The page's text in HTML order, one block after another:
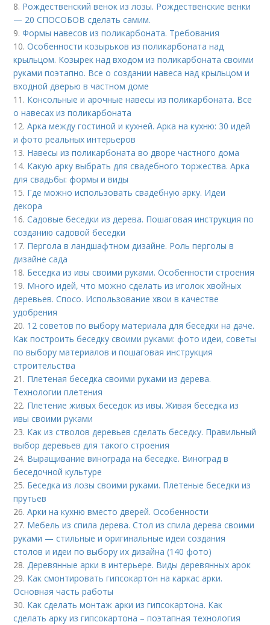
8. Рождественский венок из лозы. Рождественские венки
— 20 СПОСОБОВ сделать самим.
9.Формы навесов из поликарбоната. Требования
10.Особенности козырьков из поликарбоната над
крыльцом. Козырек над входом из поликарбоната своими
руками поэтапно. Все о создании навеса над крыльцом и
входной дверью в частном доме
11. Консольные и арочные навесы из поликарбоната. Все
о навесах из поликарбоната
12.Арка между гостиной и кухней. Арка на кухню: 30 идей
и фото реальных интерьеров
13. Навесы из поликарбоната во дворе частного дома
14. Какую арку выбрать для свадебного торжества. Арка
для свадьбы: формы и виды
15. Где можно использовать свадебную арку. Идеи
декора
16.Садовые беседки из дерева. Пошаговая инструкция по
созданию садовой беседки
17. Пергола в ландшафтном дизайне. Роль перголы в
дизайне сада
18. Беседка из ивы своими руками. Особенности строения
19. Много идей, что можно сделать из иголок хвойных
деревьев. Спосо. Использование хвои в качестве
удобрения
20. 12 советов по выбору материала для беседки на даче.
Как построить беседку своими руками: фото идеи, советы
по выбору материалов и пошаговая инструкция
строительства
21. Плетеная беседка своими руками из дерева.
Технологии плетения
22. Плетение живых беседок из ивы. Живая беседка из
ивы своими руками
23. Как из стволов деревьев сделать беседку. Правильный
выбор деревьев для такого строения
24. Выращивание винограда на беседке. Виноград в
беседочной культуре
25. Беседка из лозы своими руками. Плетеные беседки из
прутьев
26.Арки на кухню вместо дверей. Особенности
27. Мебель из спила дерева. Стол из спила дерева своими
руками — стильные и оригинальные идеи создания
столов и идеи по выбору их дизайна (140 фото)
28.Деревянные арки в интерьере. Виды деревянных арок
29. Как смонтировать гипсокартон на каркас арки.
Основная часть работы
30. Как сделать монтаж арки из гипсокартона. Как
сделать арку из гипсокартона – поэтапная технология